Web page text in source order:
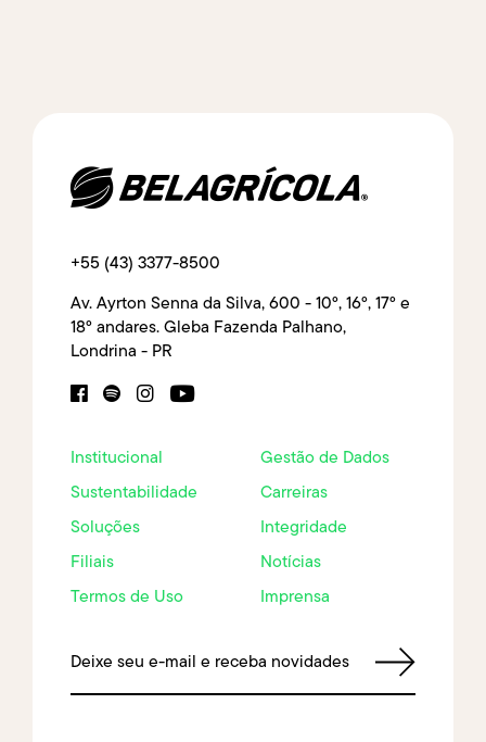
+55 (43) 3377-8500
Av. Ayrton Senna da Silva, 600 - 10º, 16º, 17º e
18º andares. Gleba Fazenda Palhano,
Londrina - PR
Institucional
Sustentabilidade
Soluções
Filiais
Termos de Uso
Gestão de Dados
Carreiras
Integridade
Notícias
Imprensa
Deixe seu e-mail e receba novidades